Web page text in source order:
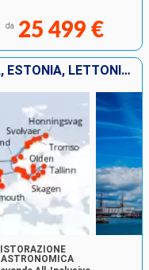
da 25 499 €
NORVEGIA, DANIMARCA, SVEZIA, ESTONIA, LETTONIA, LITUANIA, POLONIA, REGNO UNITO, IRLANDA